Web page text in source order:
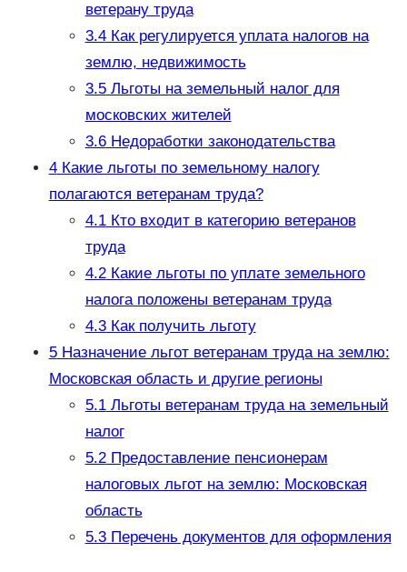
ветерану труда
3.4Как регулируется уплата налогов на
землю, недвижимость
3.5Льготы на земельный налог для
московских жителей
3.6Недоработки законодательства
4Какие льготы по земельному налогу
полагаются ветеранам труда?
4.1Кто входит в категорию ветеранов
труда
4.2Какие льготы по уплате земельного
налога положены ветеранам труда
4.3Как получить льготу
5Назначение льгот ветеранам труда на землю:
Московская область и другие регионы
5.1Льготы ветеранам труда на земельный
налог
5.2Предоставление пенсионерам
налоговых льгот на землю: Московская
область
5.3Перечень документов для оформления